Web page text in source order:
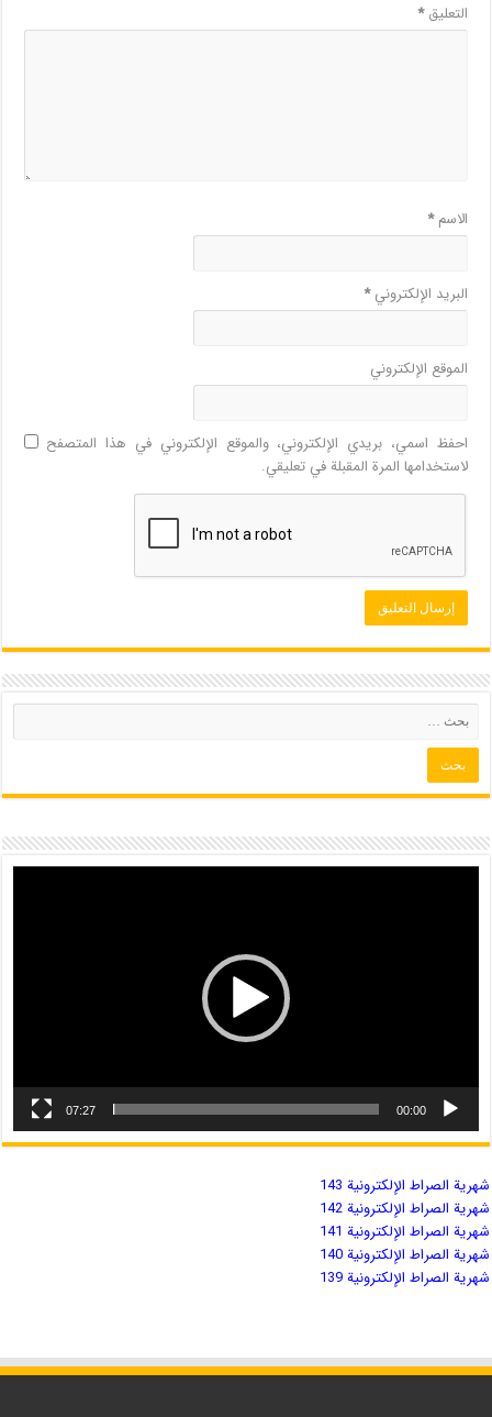
التعليق*
الاسم*
البريد الإلكتروني*
الموقع الإلكتروني
احفظ اسمي، بريدي الإلكتروني، والموقع الإلكتروني في هذا المتصفح
لاستخدامها المرة المقبلة في تعليقي.
00:00
07:27
شهریة الصراط الإلكترونية 143
شهریة الصراط الإلكترونية 142
شهریة الصراط الإلكترونية 141
شهریة الصراط الإلكترونية 140
شهریة الصراط الإلكترونية 139